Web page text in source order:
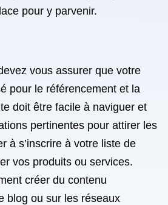
pour y parvenir.
vous assurer que votre
pour le référencement et la
doit être facile à naviguer et
pertinentes pour attirer les
à s’inscrire à votre liste de
vos produits ou services.
créer du contenu
blog ou sur les réseaux